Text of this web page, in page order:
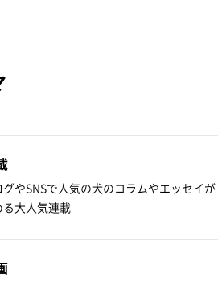
グやSNSで人気の犬のコラムやエッセイが
る大人気連載